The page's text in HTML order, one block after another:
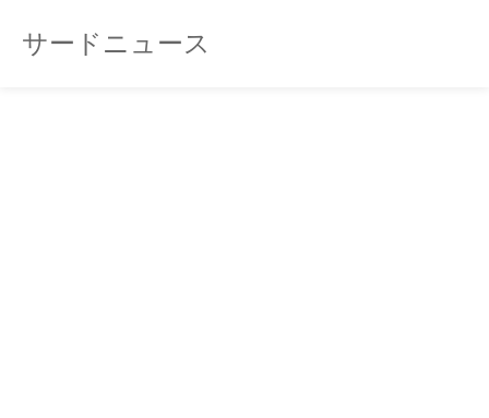
サードニュース